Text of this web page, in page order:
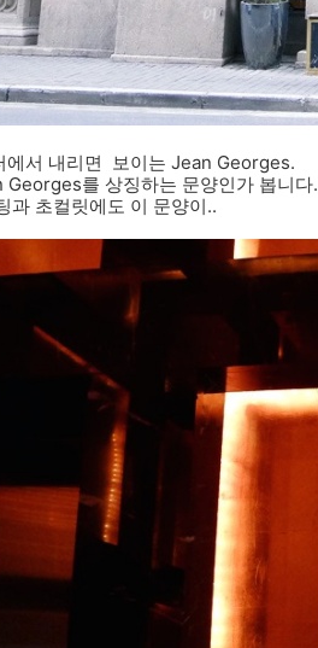
에서 내리면 보이는 Jean Georges.
를 상징하는 문양인가 봅니다.
과 초컬릿에도 이 문양이..